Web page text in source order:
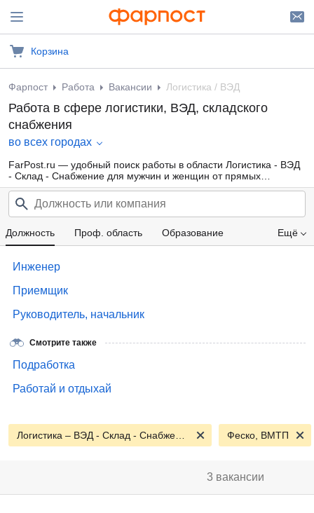
Корзина
Фарпост Работа Вакансии Логистика / ВЭД
Работа в сфере логистики, ВЭД, складского
снабжения
во всех городах
FarPost.ru — удобный поиск работы в области Логистика - ВЭД
- Склад - Снабжение для мужчин и женщин от прямых
работодателей, а также от кадровых агентств. Свежие вакансии
каждый день.
Ещё
Должность Проф. область Образование
Инженер
Приемщик
Руководитель, начальник
Смотрите также
Подработка
Работай и отдыхай
Феско, ВМТП
3 вакансии